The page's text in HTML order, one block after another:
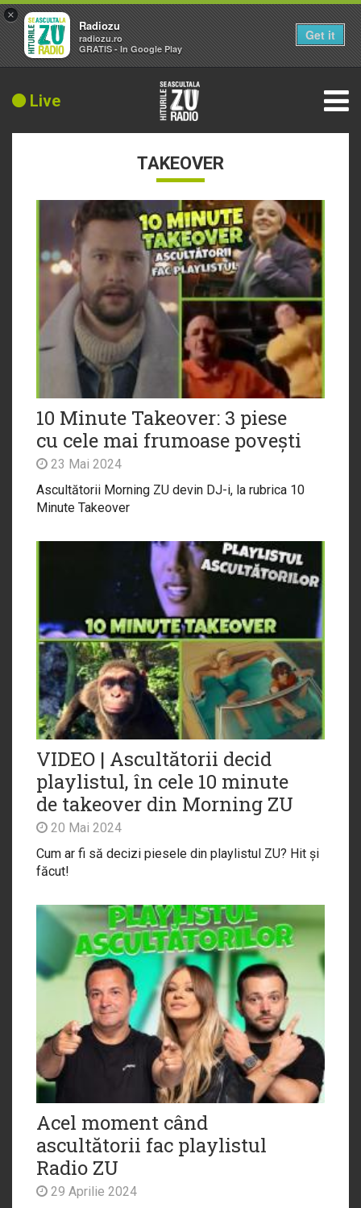
Live
TAKEOVER
10 Minute Takeover: 3 piese
cu cele mai frumoase povești
23 Mai 2024
Ascultătorii Morning ZU devin DJ-i, la rubrica 10
Minute Takeover
VIDEO | Ascultătorii decid
playlistul, în cele 10 minute
de takeover din Morning ZU
20 Mai 2024
Cum ar fi să decizi piesele din playlistul ZU? Hit și
făcut!
Acel moment când
ascultătorii fac playlistul
Radio ZU
29 Aprilie 2024
×
Radiozu
radiozu.ro
GRATIS - In Google Play
Get it